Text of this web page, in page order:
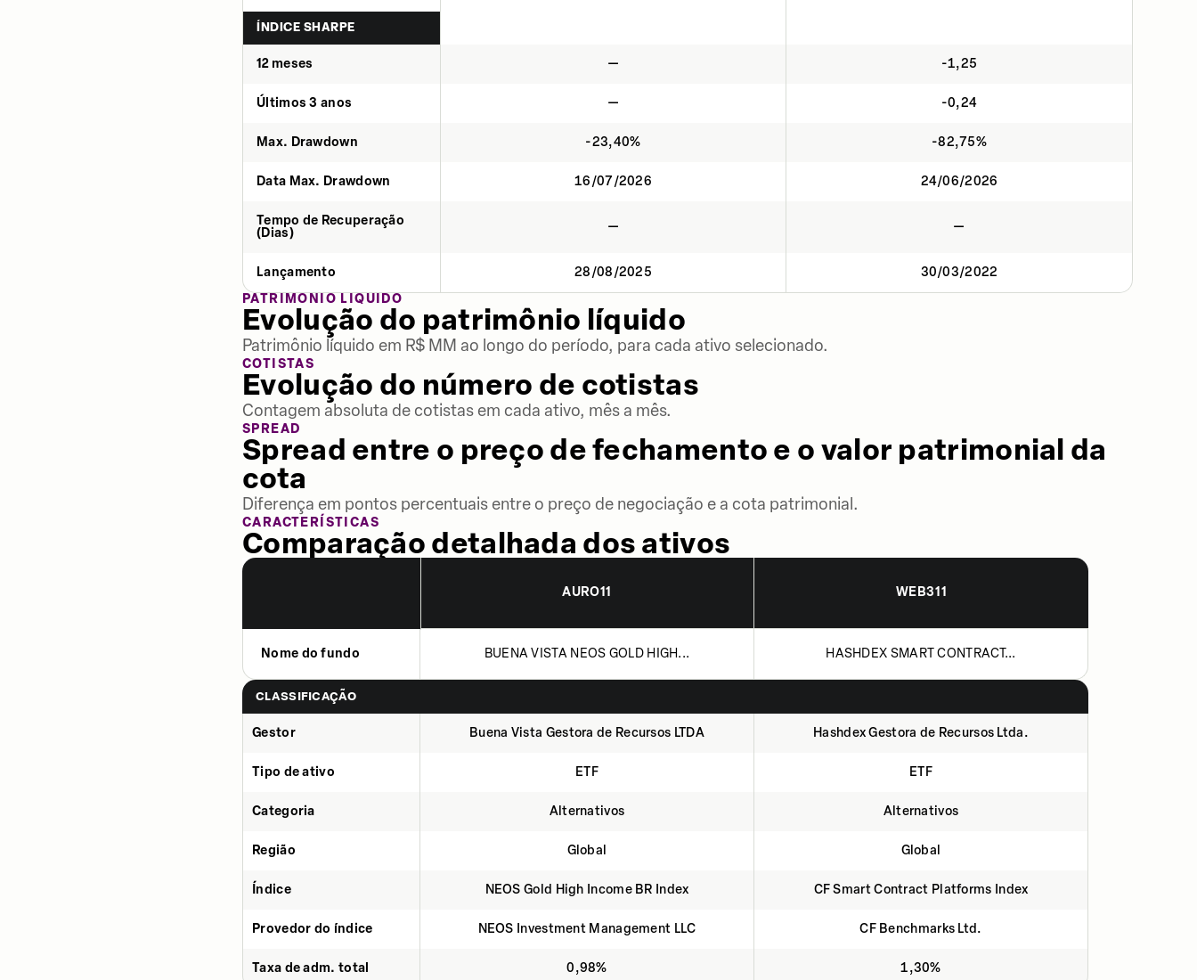
ÍNDICE SHARPE
12 meses — -1,25
Últimos 3 anos — -0,24
Max. Drawdown -23,40% -82,75%
Data Max. Drawdown 16/07/2026 24/06/2026
Tempo de Recuperação
(Dias)
— —
Lançamento 28/08/2025
30/03/2022
PATRIMÔNIO LÍQUIDO
Evolução do patrimônio líquido
Patrimônio líquido em R$ MM ao longo do período, para cada ativo selecionado.
COTISTAS
Evolução do número de cotistas
Contagem absoluta de cotistas em cada ativo, mês a mês.
SPREAD
Spread entre o preço de fechamento e o valor patrimonial da
cota
Diferença em pontos percentuais entre o preço de negociação e a cota patrimonial.
CARACTERÍSTICAS
Comparação detalhada dos ativos
AURO11 WEB311
Nome do fundo BUENA VISTA NEOS GOLD HIGH... HASHDEX SMART CONTRACT...
CLASSIFICAÇÃO
Gestor Buena Vista Gestora de Recursos LTDA Hashdex Gestora de Recursos Ltda.
Tipo de ativo ETF ETF
Categoria Alternativos Alternativos
Região Global Global
Índice NEOS Gold High Income BR Index CF Smart Contract Platforms Index
Provedor do índice NEOS Investment Management LLC CF Benchmarks Ltd.
Taxa de adm. total 0,98% 1,30%